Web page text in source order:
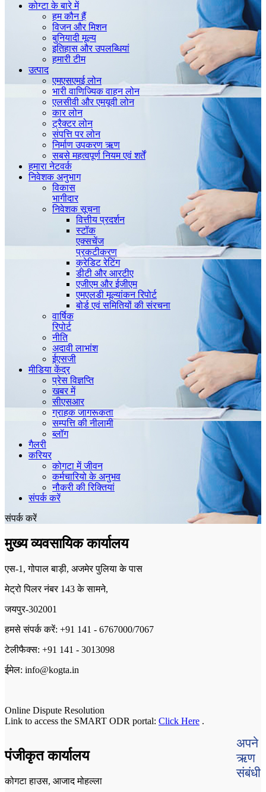
कोग्टाके बारे में
हम कौन हैं
विजन और मिशन
बुनियादी मूल्य
इतिहास और उपलब्धियां
हमारी टीम
उत्पाद
एमएसएमई लोन
भारी वाणिज्यिक वाहन लोन
एलसीवी और एमयूवी लोन
कार लोन
ट्रैक्टर लोन
संपत्ति पर लोन
निर्माण उपकरण ऋण
सबसे महत्वपूर्ण नियम एवं शर्तें
हमारा नेटवर्क
निवेशकअनुभाग
विकास
भागीदार
निवेशक सूचना
वित्तीय प्रदर्शन
स्टॉक
एक्सचेंज
प्रकटीकरण
क्रेडिट रेटिंग
डीटी और आरटीए
एजीएम और ईजीएम
एमएलडी मूल्यांकन रिपोर्ट
बोर्ड एवं समितियों की संरचना
वार्षिक
रिपोर्ट
नीति
अदावी लाभांश
ईएसजी
मीडियाकेंद्र
प्रेस विज्ञप्ति
खबर में
सीएसआर
ग्राहक जागरूकता
सम्पत्ति की नीलामी
ब्लॉग
गैलरी
करियर
कोगटा में जीवन
कर्मचारियो के अनुभव
नौकरी की रिक्तियां
संपर्क करें
संपर्क करें
मुख्य व्यवसायिक कार्यालय
एस-1, गोपाल बाड़ी, अजमेर पुलिया के पास
मेट्रो पिलर नंबर 143 के सामने,
जयपुर-302001
हमसे संपर्क करें: +91 141 - 6767000/7067
टेलीफैक्स: +91 141 - 3013098
ईमेल: info@kogta.in
Online Dispute Resolution
Link to access the SMART ODR portal: Click Here .
पंजीकृत कार्यालय
कोगटा हाउस, आजाद मोहल्ला
अपने
ऋण
संबंधी